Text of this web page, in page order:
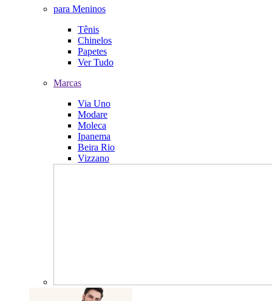
para Meninos
Tênis
Chinelos
Papetes
Ver Tudo
Marcas
Via Uno
Modare
Moleca
Ipanema
Beira Rio
Vizzano